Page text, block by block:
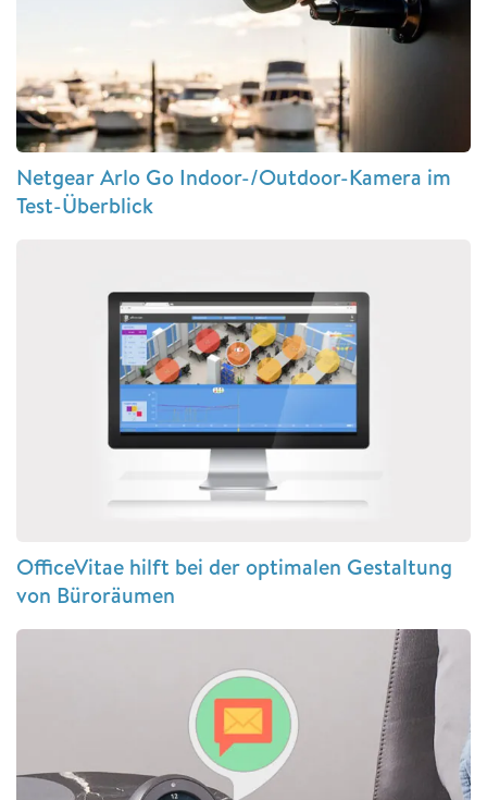
Netgear Arlo Go Indoor-/Outdoor-Kamera im
Test-Überblick
OfficeVitae hilft bei der optimalen Gestaltung
von Büroräumen